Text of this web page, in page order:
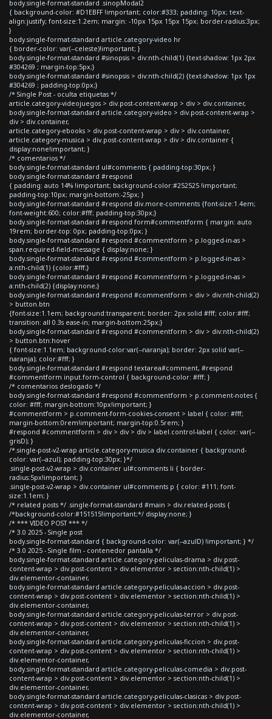
body.single-format-standard .sinopModal2
{ background-color: #D1EBFF !important; color:#333; padding: 10px; text-
align:justify; font-size:1.2em; margin: -10px 15px 15px 15px; border-radius:3px;
}
body.single-format-standard article.category-video hr
{ border-color: var(--celeste)!important; }
body.single-format-standard #sinopsis > div:nth-child(1) {text-shadow: 1px 2px
#304269 ; margin-top:5px;}
body.single-format-standard #sinopsis > div:nth-child(2) {text-shadow: 1px 1px
#304269 ; padding-top:0px;}
/* Single Post - oculta etiquetas */
article.category-videojuegos > div.post-content-wrap > div > div.container,
body.single-format-standard article.category-video > div.post-content-wrap >
div > div.container,
article.category-ebooks > div.post-content-wrap > div > div.container,
article.category-musica > div.post-content-wrap > div > div.container {
display:none!important; }
/* comentarios */
body.single-format-standard ul#comments { padding-top:30px; }
body.single-format-standard #respond
{ padding: auto 14% !important; background-color:#252525 !important;
padding-top:10px; margin-bottom:-25px; }
body.single-format-standard #respond div.more-comments {font-size:1.4em;
font-weight:600; color:#fff; padding-top:30px;}
body.single-format-standard #respond form#commentform { margin: auto
19rem; border-top: 0px; padding-top:0px; }
body.single-format-standard #respond #commentform > p.logged-in-as >
span.required-field-message { display:none; }
body.single-format-standard #respond #commentform > p.logged-in-as >
a:nth-child(1) {color:#fff;}
body.single-format-standard #respond #commentform > p.logged-in-as >
a:nth-child(2) {display:none;}
body.single-format-standard #respond #commentform > div > div:nth-child(2)
> button.btn
{font-size:1.1em; background:transparent; border: 2px solid #fff; color:#fff;
transition: all 0.3s ease-in; margin-bottom:25px;}
body.single-format-standard #respond #commentform > div > div:nth-child(2)
> button.btn:hover
{ font-size:1.1em; background-color:var(--naranja); border: 2px solid var(--
naranja); color:#fff; }
body.single-format-standard #respond textarea#comment, #respond
#commentform input.form-control { background-color: #fff; }
/* comentarios deslogado */
body.single-format-standard #respond #commentform > p.comment-notes {
color: #fff; margin-bottom:10px!important; }
#commentform > p.comment-form-cookies-consent > label { color: #fff;
margin-bottom:0rem!important; margin-top:0.5rem; }
#respond #commentform > div > div > div > label.control-label { color: var(--
grisD); }
/*.single-post-v2-wrap article.category-musica div.container { background-
color: var(--azul); padding-top:30px; }*/
.single-post-v2-wrap > div.container ul#comments li { border-
radius:5px!important; }
.single-post-v2-wrap > div.container ul#comments p { color: #111; font-
size:1.1em; }
/* related posts */ .single-format-standard #main > div.related-posts {
/*background-color:#151515!important;*/ display:none; }
/* *** VIDEO POST *** */
/* 3.0 2025 - Single post
body.single-format-standard { background-color: var(--azulD) !important; } */
/* 3.0 2025 - Single film - contenedor pantalla */
body.single-format-standard article.category-peliculas-drama > div.post-
content-wrap > div.post-content > div.elementor > section:nth-child(1) >
div.elementor-container,
body.single-format-standard article.category-peliculas-accion > div.post-
content-wrap > div.post-content > div.elementor > section:nth-child(1) >
div.elementor-container,
body.single-format-standard article.category-peliculas-terror > div.post-
content-wrap > div.post-content > div.elementor > section:nth-child(1) >
div.elementor-container,
body.single-format-standard article.category-peliculas-ficcion > div.post-
content-wrap > div.post-content > div.elementor > section:nth-child(1) >
div.elementor-container,
body.single-format-standard article.category-peliculas-comedia > div.post-
content-wrap > div.post-content > div.elementor > section:nth-child(1) >
div.elementor-container,
body.single-format-standard article.category-peliculas-clasicas > div.post-
content-wrap > div.post-content > div.elementor > section:nth-child(1) >
div.elementor-container,